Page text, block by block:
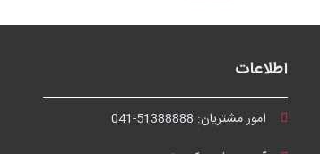
اطلاعات
امور مشتریان: 041-51388888